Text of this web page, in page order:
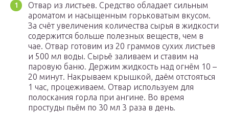
Отвар из листьев. Средство обладает сильным
ароматом и насыщенным горьковатым вкусом.
За счёт увеличения количества сырья в жидкости
содержится больше полезных веществ, чем в
чае. Отвар готовим из 20 граммов сухих листьев
и 500 мл воды. Сырьё заливаем и ставим на
паровую баню. Держим жидкость над огнём 10 –
20 минут. Накрываем крышкой, даём отстояться
1 час, процеживаем. Отвар используем для
полоскания горла при ангине. Во время
простуды пьём по 30 мл 3 раза в день.